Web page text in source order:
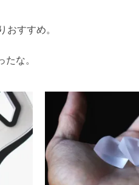
おすすめ。
な。